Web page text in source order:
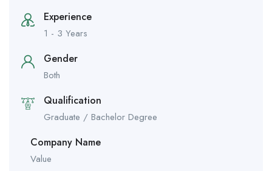
Experience
1 - 3 Years
Gender
Both
Qualification
Graduate / Bachelor Degree
Company Name
Value